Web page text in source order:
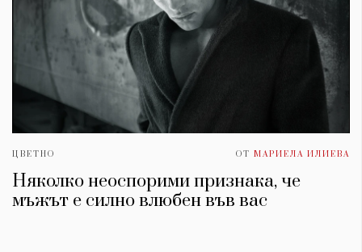
ЦВЕТНО ОТ МАРИЕЛА ИЛИЕВА
Няколко неоспорими признака, че
мъжът е силно влюбен във вас